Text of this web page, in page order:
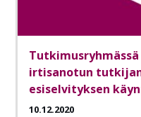
irtisanotun
esiselvityksen
10.12.2020